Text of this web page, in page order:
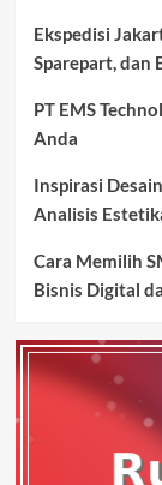
Ekspedisi
Sparepart, dan
PT EMS
Anda
Inspirasi
Analisis
Cara Memilih
Bisnis Digital